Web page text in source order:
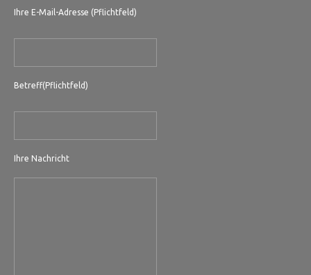
Ihre E-Mail-Adresse (Pflichtfeld)
Betreff(Pflichtfeld)
Ihre Nachricht